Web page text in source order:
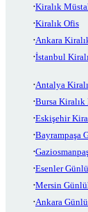
Kiralık
Kiralık Ofis
Ankara
İstanbul
Antalya
Bursa Kiralık
Eskişehir
Bayrampaşa
Esenler
Mersin
Ankara